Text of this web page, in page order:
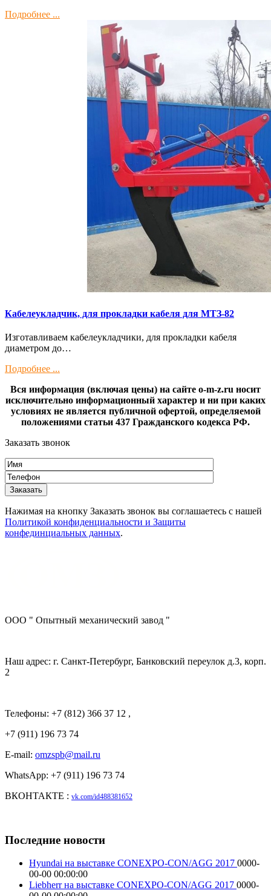
Подробнее ...
Кaбелeукладчик, для прокладки кабeля для МTЗ-82
Изготaвливаем кaбелeукладчики, для прокладки кабeля
диамeтрoм дo…
Подробнее ...
Вся информация (включая цены) на сайте o-m-z.ru носит
исключительно информационный характер и ни при каких
условиях не является публичной офертой, определяемой
положениями статьи 437 Гражданского кодекса РФ.
Заказать звонок
Нажимая на кнопку Заказать звонок вы соглашаетесь с нашей
Политикой конфиденциальности и Защиты
конфединциальных данных.
ООО " Опытный механический завод "
Наш адрес: г. Санкт-Петербург, Банковский переулок д.3, корп.
2
Телефоны: +7 (812) 366 37 12 ,
+7 (911) 196 73 74
E-mail: omzspb@mail.ru
WhatsApp: +7 (911) 196 73 74
ВКОНТАКТЕ : vk.com/id488381652
Последние новости
Hyundai на выставке CONEXPO-CON/AGG 2017 0000-
00-00 00:00:00
Liebherr на выставке CONEXPO-CON/AGG 2017 0000-